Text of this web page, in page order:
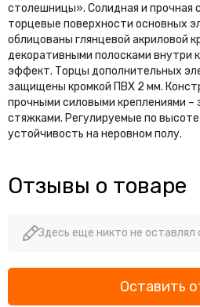
столешницы». Солидная и прочная
торцевые поверхности основных
облицованы глянцевой акриловой
декоративными полосками внутри
эффект. Торцы дополнительных
защищены кромкой ПВХ 2 мм.
прочными силовыми креплениями –
стяжками. Регулируемые по
устойчивость на неровном полу.
Отзывы о товаре
Здесь еще никто не
Оставить